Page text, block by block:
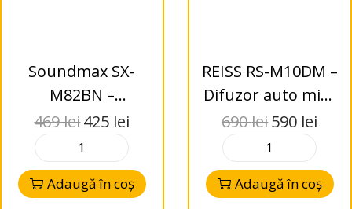
Soundmax SX-
M82BN –
Difuzoare Mid-
Bass Auto PRO
SPL 8″ (20 cm)
469lei425 lei
Adaugă în coș
REISS RS-M10DM –
Difuzor auto mid-
range 25 cm 200W
RMS
690lei590 lei
Adaugă în coș